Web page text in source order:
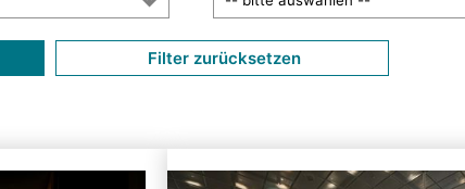
Filter zurücksetzen